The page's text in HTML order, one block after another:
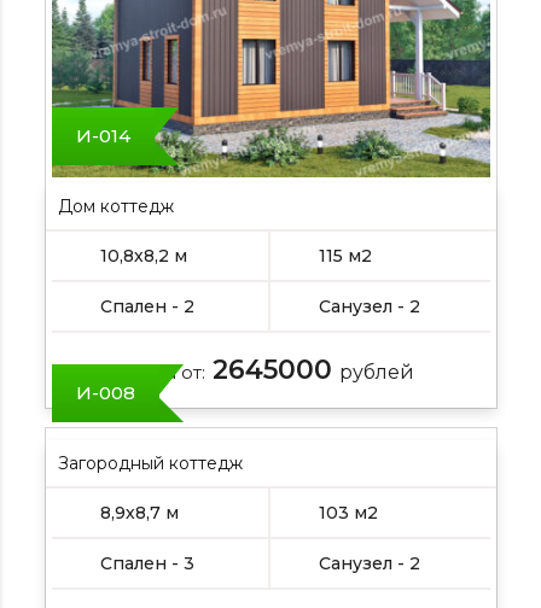
И-014
Дом коттедж
10,8х8,2 м 115 м2
Спален - 2 Санузел - 2
Цена от: 2645000 рублей
И-008
Загородный коттедж
8,9х8,7 м 103 м2
Спален - 3 Санузел - 2